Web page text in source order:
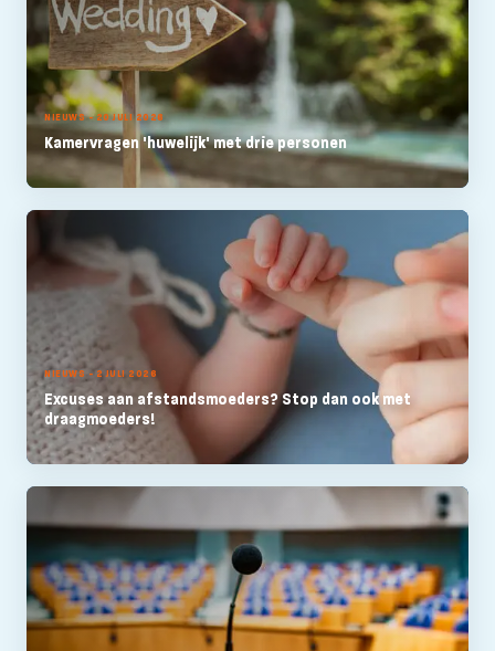
NIEUWS - 20 JULI 2026
Kamervragen 'huwelijk' met drie personen
NIEUWS - 2 JULI 2026
Excuses aan afstandsmoeders? Stop dan ook met
draagmoeders!